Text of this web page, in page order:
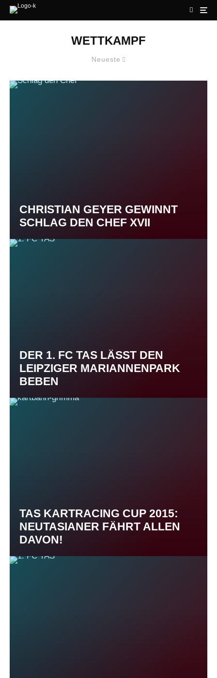
WETTKAMPF
Neueste
CHRISTIAN GEYER GEWINNT
SCHLAG DEN CHEF XVII
DER 1. FC TAS LÄSST DEN
LEIPZIGER MARIANNENPARK
BEBEN
TAS KARTRACING CUP 2015:
NEUTASIANER FÄHRT ALLEN
DAVON!